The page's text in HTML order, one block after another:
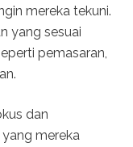
mereka tekuni.
yang sesuai
pemasaran,
dan
mereka